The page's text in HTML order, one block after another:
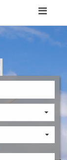
Toggle